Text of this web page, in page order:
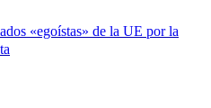
«egoístas» de la UE por la